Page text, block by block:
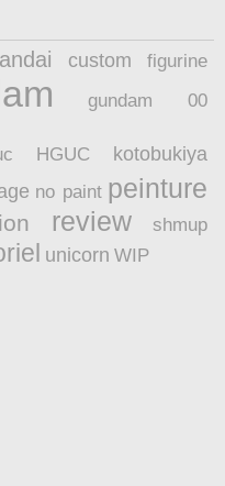
custom figurine
gundam 00
HGUC
kotobukiya
no paint peinture
review
shmup
unicorn WIP